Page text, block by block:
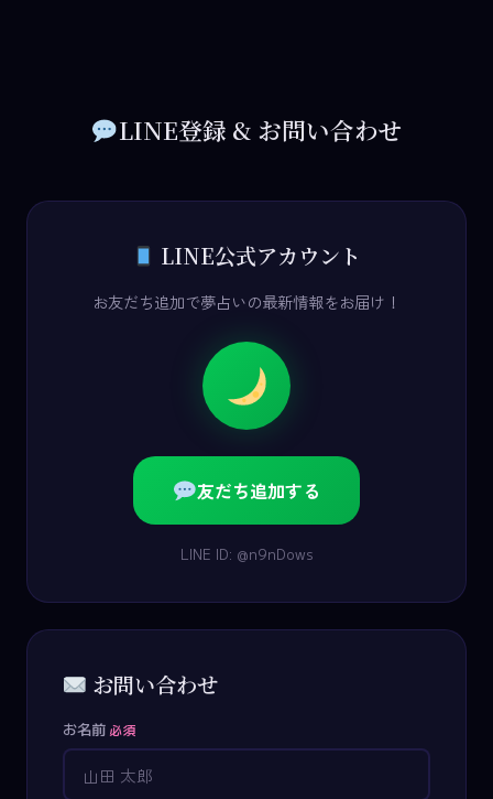
LINE登録 & お問い合わせ
LINE公式アカウント
お友だち追加で夢占いの最新情報をお届け！
友だち追加する
LINE ID: @n9nDows
お問い合わせ
お名前 必須